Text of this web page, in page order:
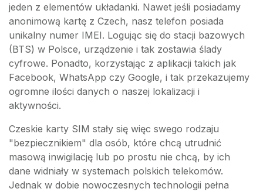
jeden z elementów układanki. Nawet jeśli posiadamy
anonimową kartę z Czech, nasz telefon posiada
unikalny numer IMEI. Logując się do stacji bazowych
(BTS) w Polsce, urządzenie i tak zostawia ślady
cyfrowe. Ponadto, korzystając z aplikacji takich jak
Facebook, WhatsApp czy Google, i tak przekazujemy
ogromne ilości danych o naszej lokalizacji i
aktywności.
Czeskie karty SIM stały się więc swego rodzaju
"bezpiecznikiem" dla osób, które chcą utrudnić
masową inwigilację lub po prostu nie chcą, by ich
dane widniały w systemach polskich telekomów.
Jednak w dobie nowoczesnych technologii pełna